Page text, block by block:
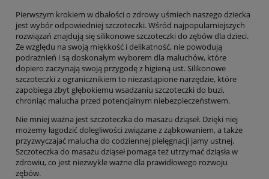
Pierwszym krokiem w dbałości o zdrowy uśmiech naszego dziecka
jest wybór odpowiedniej szczoteczki. Wśród najpopularniejszych
rozwiązań znajdują się silikonowe szczoteczki do zębów dla dzieci.
Ze względu na swoją miękkość i delikatność, nie powodują
podrażnień i są doskonałym wyborem dla maluchów, które
dopiero zaczynają swoją przygodę z higieną ust. Silikonowe
szczoteczki z ogranicznikiem to niezastąpione narzędzie, które
zapobiega zbyt głębokiemu wsadzaniu szczoteczki do buzi,
chroniąc malucha przed potencjalnym niebezpieczeństwem.
Nie mniej ważna jest szczoteczka do masażu dziąseł. Dzięki niej
możemy łagodzić dolegliwości związane z ząbkowaniem, a także
przyzwyczajać malucha do codziennej pielęgnacji jamy ustnej.
Szczoteczka do masażu dziąseł pomaga też utrzymać dziąsła w
zdrowiu, co jest niezwykle ważne dla prawidłowego rozwoju
zębów.